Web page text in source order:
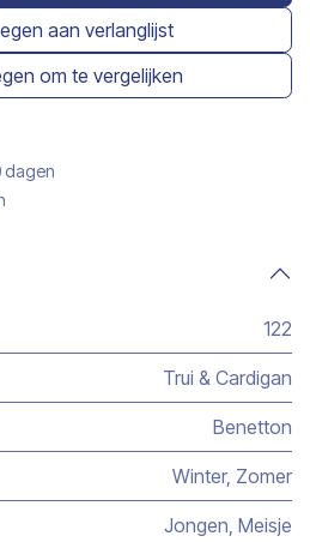
om te vergelijken
aan verlanglijst
dagen
122
Trui & Cardigan
Benetton
Winter, Zomer
Jongen, Meisje